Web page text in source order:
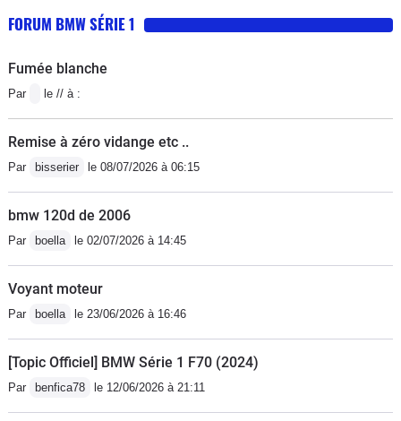
FORUM BMW SÉRIE 1
Fumée blanche
Par le // à :
Remise à zéro vidange etc ..
Par bisserier le 08/07/2026 à 06:15
bmw 120d de 2006
Par boella le 02/07/2026 à 14:45
Voyant moteur
Par boella le 23/06/2026 à 16:46
[Topic Officiel] BMW Série 1 F70 (2024)
Par benfica78 le 12/06/2026 à 21:11